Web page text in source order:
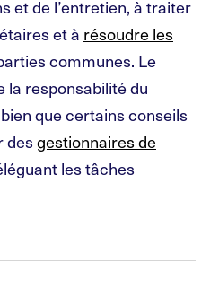
et de l’entretien, à traiter
et à résoudre les
communes. Le
la responsabilité du
que certains conseils
des gestionnaires de
les tâches